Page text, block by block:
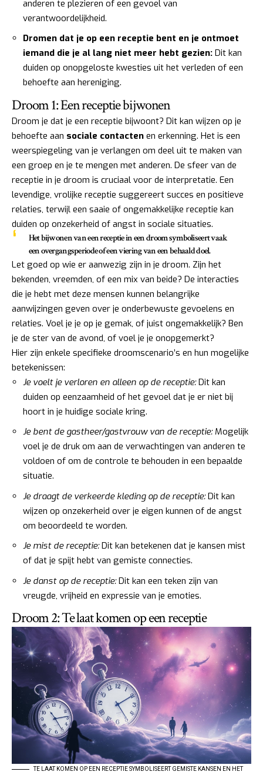
anderen te plezieren of een gevoel van
verantwoordelijkheid.
Dromen dat je op een receptie bent en je ontmoet
iemand die je al lang niet meer hebt gezien: Dit kan
duiden op onopgeloste kwesties uit het verleden of een
behoefte aan hereniging.
Droom 1: Een receptie bijwonen
Droom je dat je een receptie bijwoont? Dit kan wijzen op je
behoefte aan sociale contacten en erkenning. Het is een
weerspiegeling van je verlangen om deel uit te maken van
een groep en je te mengen met anderen. De sfeer van de
receptie in je droom is cruciaal voor de interpretatie. Een
levendige, vrolijke receptie suggereert succes en positieve
relaties, terwijl een saaie of ongemakkelijke receptie kan
duiden op onzekerheid of angst in sociale situaties.
Het bijwonen van een receptie in een droom symboliseert vaak
een overgangsperiode of een viering van een behaald doel.
Let goed op wie er aanwezig zijn in je droom. Zijn het
bekenden, vreemden, of een mix van beide? De interacties
die je hebt met deze mensen kunnen belangrijke
aanwijzingen geven over je onderbewuste gevoelens en
relaties. Voel je je op je gemak, of juist ongemakkelijk? Ben
je de ster van de avond, of voel je je onopgemerkt?
Hier zijn enkele specifieke droomscenario’s en hun mogelijke
betekenissen:
Je voelt je verloren en alleen op de receptie:Dit kan
duiden op eenzaamheid of het gevoel dat je er niet bij
hoort in je huidige sociale kring.
Je bent de gastheer/gastvrouw van de receptie:Mogelijk
voel je de druk om aan de verwachtingen van anderen te
voldoen of om de controle te behouden in een bepaalde
situatie.
Je draagt de verkeerde kleding op de receptie:Dit kan
wijzen op onzekerheid over je eigen kunnen of de angst
om beoordeeld te worden.
Je mist de receptie:Dit kan betekenen dat je kansen mist
of dat je spijt hebt van gemiste connecties.
Je danst op de receptie:Dit kan een teken zijn van
vreugde, vrijheid en expressie van je emoties.
Droom 2: Te laat komen op een receptie
TE LAAT KOMEN OP EEN RECEPTIE SYMBOLISEERT GEMISTE KANSEN EN HET